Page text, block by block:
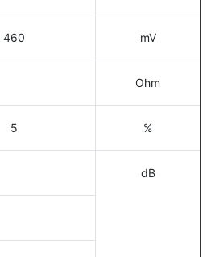
460 mV
Ohm
5 %
dB